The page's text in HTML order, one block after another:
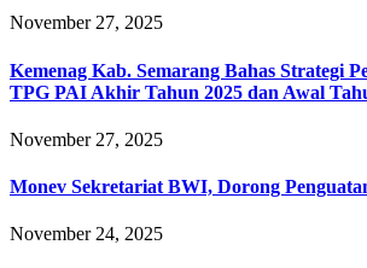
November 27, 2025
Kemenag Kab. Semarang Bahas Strategi
TPG PAI Akhir Tahun 2025 dan Awal
November 27, 2025
Monev Sekretariat BWI, Dorong
November 24, 2025